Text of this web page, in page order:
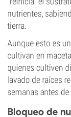
nutrientes,
tierra.
Aunque esto es
cultivan en
quienes cultiven
lavado de raíces
semanas antes
Bloqueo de